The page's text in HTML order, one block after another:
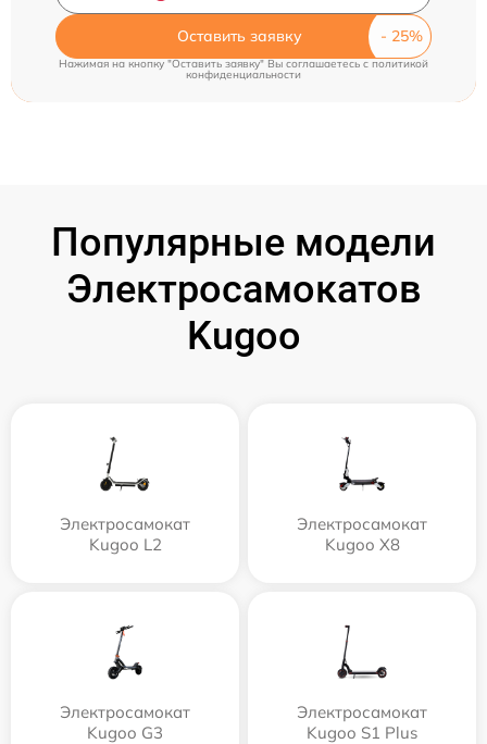
Оставить заявку
Нажимая на кнопку "Оставить заявку" Вы соглашаетесь cполитикой
конфиденциальности
Популярные модели
Электросамокатов
Kugoo
Электросамокат
Kugoo L2
Электросамокат
Kugoo X8
Электросамокат
Kugoo G3
Электросамокат
Kugoo S1 Plus